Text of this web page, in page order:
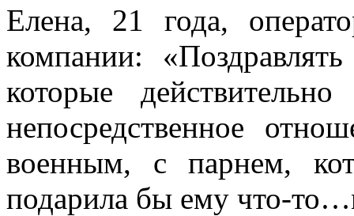
Елена, 21 года,
компании:
которые
непосредственное
военным, с парнем,
подарила бы ему что-